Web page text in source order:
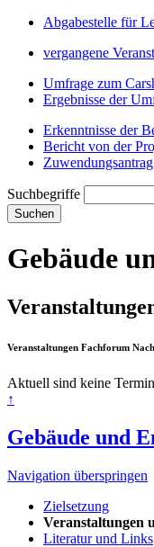
Abgabestelle für
vergangene
Umfrage zum
Ergebnisse der
Erkenntnisse der
Bericht von der
Suchbegriffe
Suchen
Gebäude
Veranstaltungen Fachforum
Aktuell sind keine
↑
Gebäude und
Navigation überspringen
Zielsetzung
Veranstaltungen
Literatur und Links